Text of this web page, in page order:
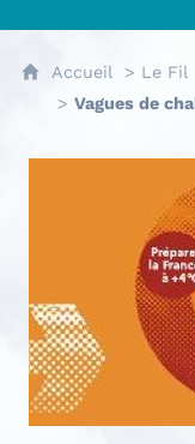
Accueil
Le Fil
Vagues de